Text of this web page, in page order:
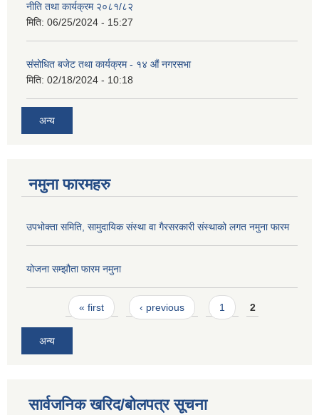
नीति तथा कार्यक्रम २०८१/८२
मिति: 06/25/2024 - 15:27
संसोधित बजेट तथा कार्यक्रम - १४ औं नगरसभा
मिति: 02/18/2024 - 10:18
अन्य
नमुना फारमहरु
उपभोक्ता समिति, सामुदायिक संस्था वा गैरसरकारी संस्थाको लगत नमुना फारम
योजना सम्झौता फारम नमुना
Pages« first ‹ previous 1 2
अन्य
सार्वजनिक खरिद/बोलपत्र सूचना